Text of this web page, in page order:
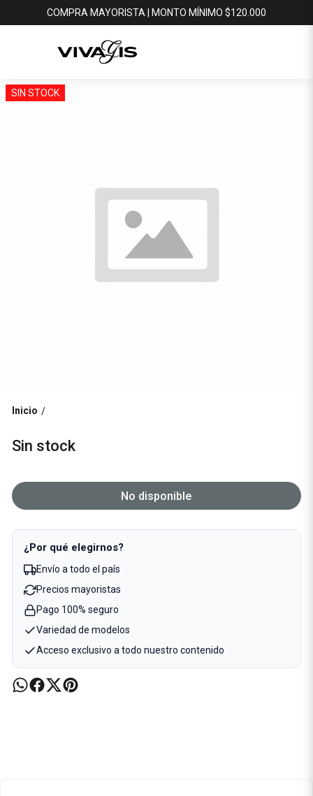
COMPRA MAYORISTA | MONTO MÍNIMO $120.000
SIN STOCK
Inicio /
Sin stock
No disponible
¿Por qué elegirnos?
Envío a todo el país
Precios mayoristas
Pago 100% seguro
Variedad de modelos
Acceso exclusivo a todo nuestro contenido